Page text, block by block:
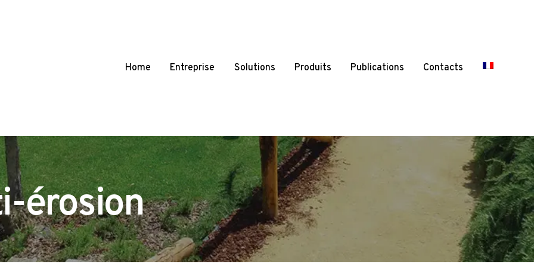
Home Entreprise Solutions Produits Publications Contacts
érosion